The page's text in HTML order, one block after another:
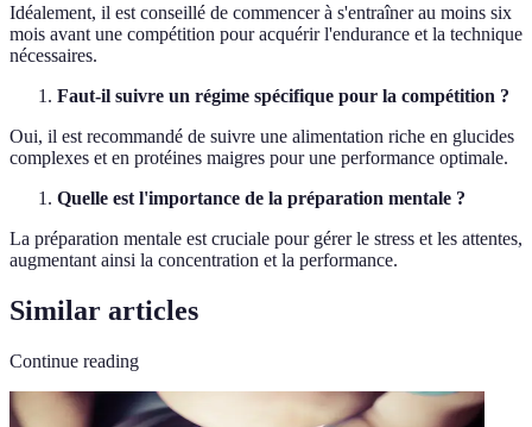
Idéalement, il est conseillé de commencer à s'entraîner au moins six
mois avant une compétition pour acquérir l'endurance et la technique
nécessaires.
Faut-il suivre un régime spécifique pour la compétition ?
Oui, il est recommandé de suivre une alimentation riche en glucides
complexes et en protéines maigres pour une performance optimale.
Quelle est l'importance de la préparation mentale ?
La préparation mentale est cruciale pour gérer le stress et les attentes,
augmentant ainsi la concentration et la performance.
Similar articles
Continue reading